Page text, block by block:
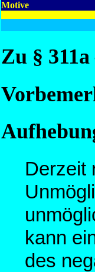
Motive
Zu §
Derzeit
kann
des